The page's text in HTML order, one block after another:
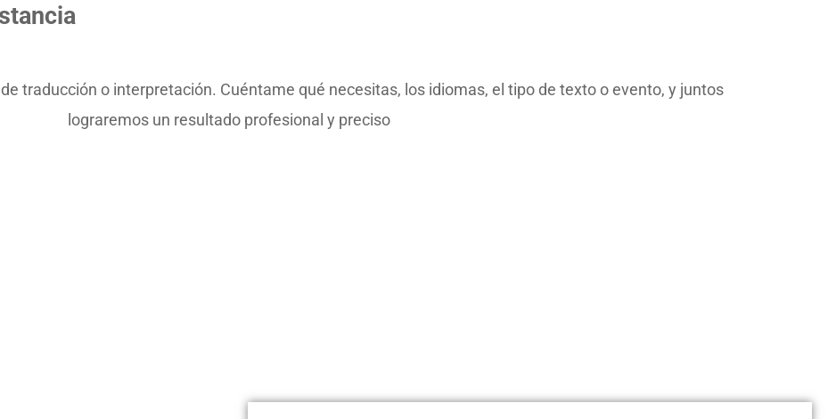
traducción o interpretación. Cuéntame qué necesitas, los idiomas, el tipo de texto o evento, y juntos
lograremos un resultado profesional y preciso